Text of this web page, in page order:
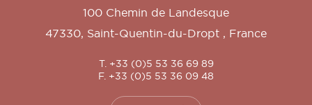
100 Chemin de Landesque
47330, Saint-Quentin-du-Dropt , France
T. +33 (0)5 53 36 69 89
F. +33 (0)5 53 36 09 48